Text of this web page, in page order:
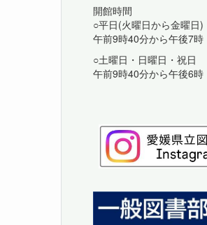
開館時間
○平日(火曜日から金曜日)
午前9時40分から午後7時
○土曜日・日曜日・祝日
午前9時40分から午後6時